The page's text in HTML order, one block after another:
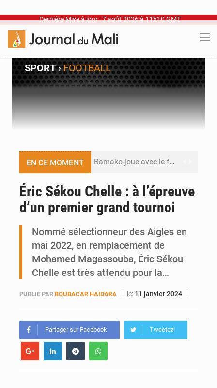
Dernière Mise à jour : 7 août 2026 à 11h10 GMT
SPORT›FOOTBALL
EN CE MOMENT Bamako joue avec le feu
Dr Abdrahamane Tamboura, économiste
Éric Sékou Chelle : à l’épreuve
d’un premier grand tournoi
Nommé sélectionneur des Aigles en
mai 2022, en remplacement de
Mohamed Magassouba, Éric Sékou
Chelle est très attendu pour la…
PUBLIÉ PAR BOUBACAR HAÏDARA le: 11 janvier 2024
Partager sur Facebook Tweetez!